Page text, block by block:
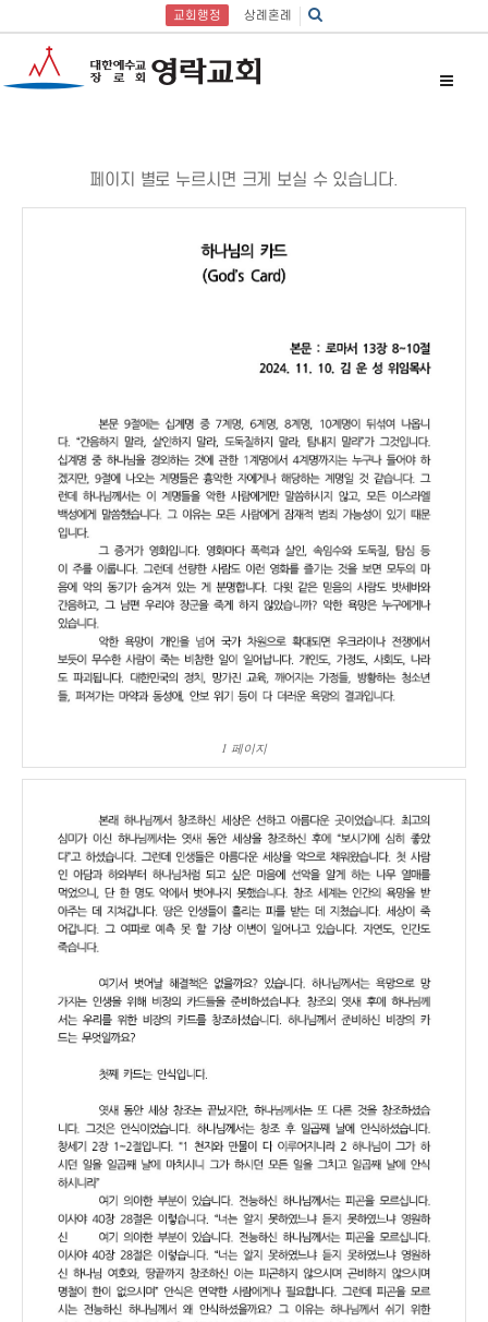
교회행정 상례혼례
페이지 별로 누르시면 크게 보실 수 있습니다.
1 페이지